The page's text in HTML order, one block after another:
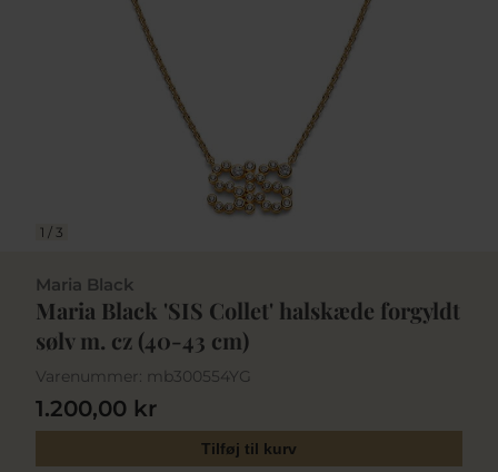
1 / 3
Maria Black
Maria Black 'SIS Collet' halskæde forgyldt
sølv m. cz (40-43 cm)
Varenummer: mb300554YG
1.200,00 kr
Tilføj til kurv